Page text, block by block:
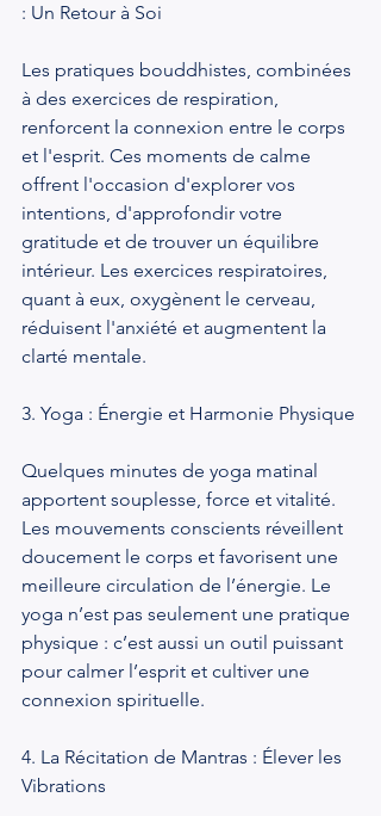
: Un Retour à Soi
Les pratiques bouddhistes, combinées
à des exercices de respiration,
renforcent la connexion entre le corps
et l'esprit. Ces moments de calme
offrent l'occasion d'explorer vos
intentions, d'approfondir votre
gratitude et de trouver un équilibre
intérieur. Les exercices respiratoires,
quant à eux, oxygènent le cerveau,
réduisent l'anxiété et augmentent la
clarté mentale.
3. Yoga : Énergie et Harmonie Physique
Quelques minutes de yoga matinal
apportent souplesse, force et vitalité.
Les mouvements conscients réveillent
doucement le corps et favorisent une
meilleure circulation de l’énergie. Le
yoga n’est pas seulement une pratique
physique : c’est aussi un outil puissant
pour calmer l’esprit et cultiver une
connexion spirituelle.
4. La Récitation de Mantras : Élever les
Vibrations